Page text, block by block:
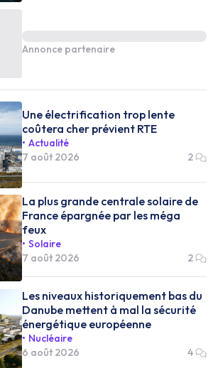
Annonce partenaire
Une électrification trop lente
coûtera cher prévient RTE
Actualité
7 août 2026
2
La plus grande centrale solaire de
France épargnée par les méga
feux
Solaire
7 août 2026
2
Les niveaux historiquement bas du
Danube mettent à mal la sécurité
énergétique européenne
Nucléaire
6 août 2026
4